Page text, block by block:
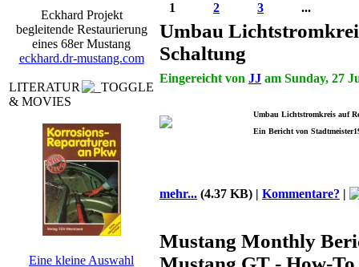
Eckhard Projekt
begleitende Restaurierung
eines 68er Mustang
eckhard.dr-mustang.com
LITERATUR
& MOVIES
Eine kleine Auswahl
1 2 3 ...
Umbau
Schaltung
Eingereicht von JJ am Sunday, 27
Umbau Lichtstromkreis auf
Ein Bericht von
mehr... (4.37 KB) | Kommentare? |
Mustang Monthly